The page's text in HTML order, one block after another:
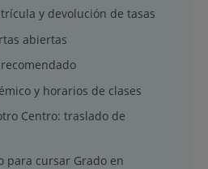
y devolución de tasas
abiertas
y horarios de clases
Centro: traslado de
para cursar Grado en